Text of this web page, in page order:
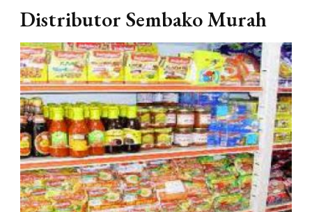
Distributor Sembako Murah